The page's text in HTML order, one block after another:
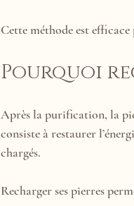
Cette méthode est
Pourquoi
Après la purification, la
consiste à restaurer
chargés.
Recharger ses pierres